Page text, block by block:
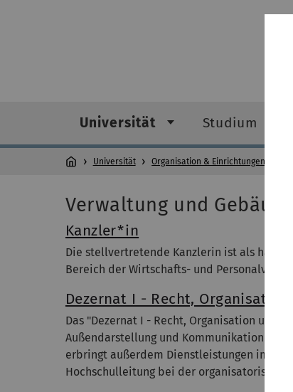
Universität Studium
Universität Organisation & Einrichtungen
Verwaltung und
Kanzler*in
Die stellvertretende Kanzlerin ist als
Bereich der Wirtschafts- und
Dezernat I - Recht,
Das "Dezernat I - Recht, Organisation und
Außendarstellung und Kommunikation der
erbringt außerdem Dienstleistungen im
Hochschulleitung bei der